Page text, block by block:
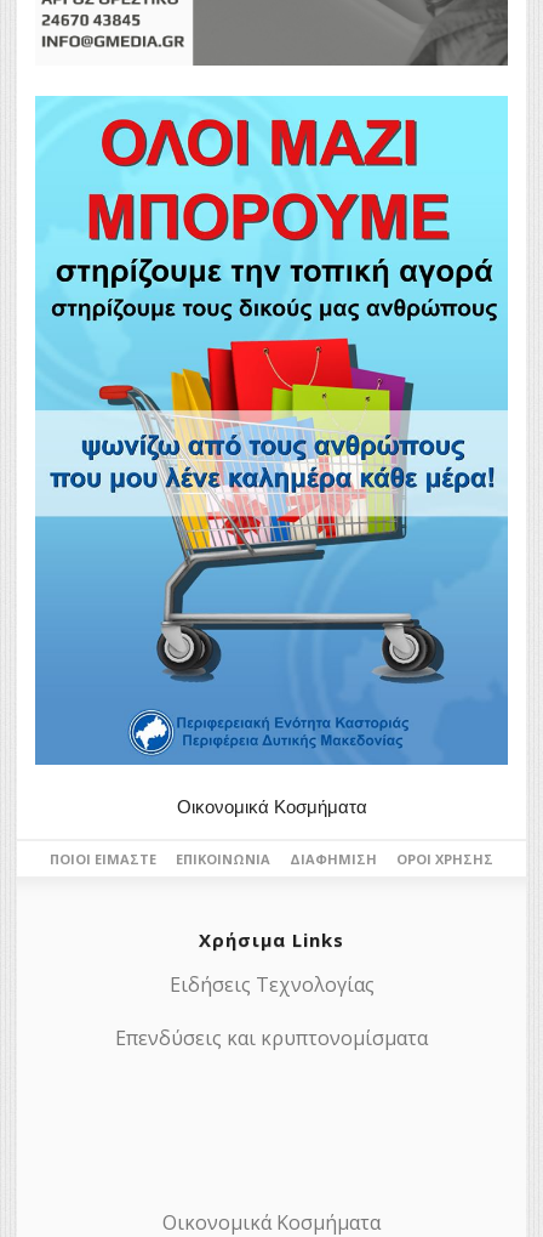
Οικονομικά Κοσμήματα
ΠΟΙΟΙ ΕΊΜΑΣΤΕ ΕΠΙΚΟΙΝΩΝΊΑ ΔΙΑΦΉΜΙΣΗ ΌΡΟΙ ΧΡΉΣΗΣ
Χρήσιμα Links
Ειδήσεις Τεχνολογίας
Επενδύσεις και κρυπτονομίσματα
Οικονομικά Κοσμήματα